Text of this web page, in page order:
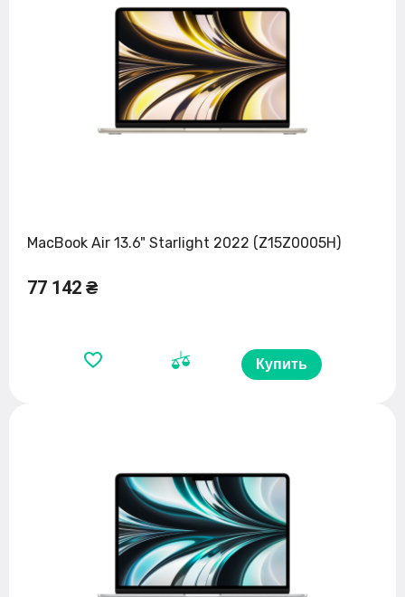
MacBook Air 13.6" Starlight 2022 (Z15Z0005H)
77 142 ₴
Купить